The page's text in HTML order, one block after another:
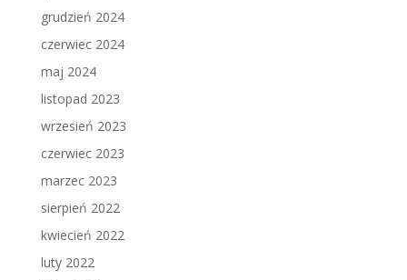
grudzień 2024
czerwiec 2024
maj 2024
listopad 2023
wrzesień 2023
czerwiec 2023
marzec 2023
sierpień 2022
kwiecień 2022
luty 2022